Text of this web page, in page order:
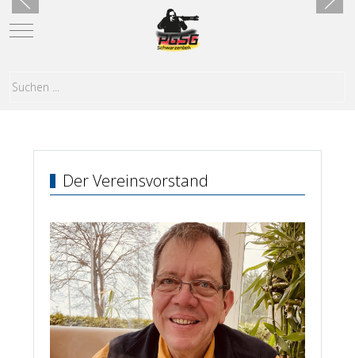
Mobile Menu Toggle
Der Vereinsvorstand